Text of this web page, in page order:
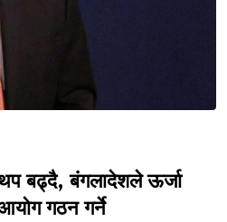
बढ्दै, बंगलादेशले ऊर्जा
गठन गर्ने